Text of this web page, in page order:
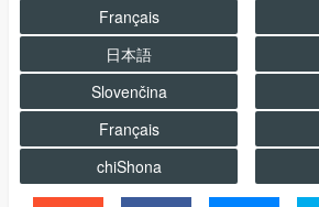
Français
日本語
Slovenčina
Français
chiShona